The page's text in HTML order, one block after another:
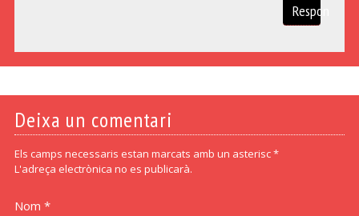
Respon
Deixa un comentari
Els camps necessaris estan marcats amb un asterisc *
L'adreça electrònica no es publicarà.
Nom *